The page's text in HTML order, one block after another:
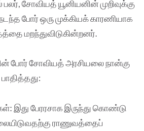
சோவியத் யூனியனின் முறிவுக்கு
போர் ஒரு முக்கியக் காரணியாக
மறந்துவிடுகின்றனர்.
போர் சோவியத் அரசியலை நான்கு
இது பேரரசாக இருந்து கொண்டு
ராணுவத்தைப்